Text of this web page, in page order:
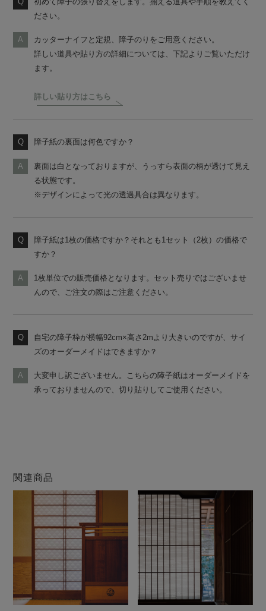
ださい。
カッターナイフと定規、障子のりをご用意ください。
詳しい道具や貼り方の詳細については、下記よりご覧いただけ
ます。
詳しい貼り方はこちら
障子紙の裏面は何色ですか？
裏面は白となっておりますが、うっすら表面の柄が透けて見え
る状態です。
※デザインによって光の透過具合は異なります。
障子紙は1枚の価格ですか？それとも1セット（2枚）の価格で
すか？
1枚単位での販売価格となります。セット売りではございませ
んので、ご注文の際はご注意ください。
自宅の障子枠が横幅92cm×高さ2mより大きいのですが、サイ
ズのオーダーメイドはできますか？
大変申し訳ございません。こちらの障子紙はオーダーメイドを
承っておりませんので、切り貼りしてご使用ください。
関連商品